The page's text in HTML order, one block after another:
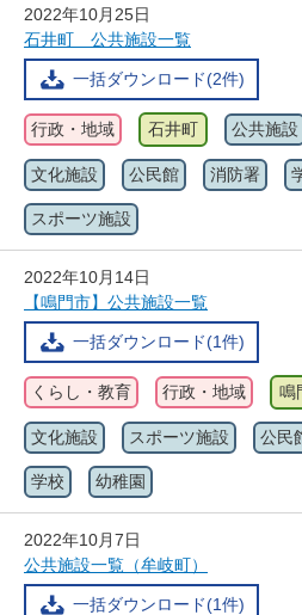
2022年10月25日
石井町 公共施設一覧
一括ダウンロード(2件)
行政・地域 石井町 公共施設
文化施設 公民館 消防署
スポーツ施設
2022年10月14日
【鳴門市】公共施設一覧
一括ダウンロード(1件)
くらし・教育 行政・地域 鳴
文化施設 スポーツ施設 公民
学校 幼稚園
2022年10月7日
公共施設一覧（牟岐町）
一括ダウンロード(1件)